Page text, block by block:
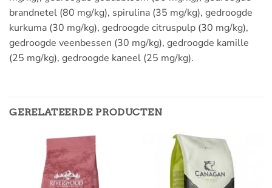
brandnetel (80 mg/kg), spirulina (35 mg/kg), gedroogde
kurkuma (30 mg/kg), gedroogde citruspulp (30 mg/kg),
gedroogde veenbessen (30 mg/kg), gedroogde kamille
(25 mg/kg), gedroogde kaneel (25 mg/kg).
GERELATEERDE PRODUCTEN